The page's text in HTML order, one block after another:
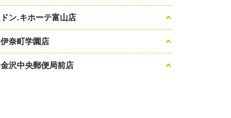
ドン.キホーテ富山店
伊奈町学園店
金沢中央郵便局前店